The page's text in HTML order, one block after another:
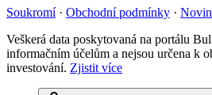
Soukromí · Obchodní podmínky ·
Veškerá data poskytovaná na portálu
informačním účelům a nejsou určena k
investování. Zjistit více